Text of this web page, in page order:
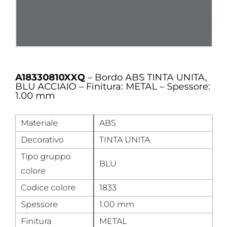
A18330810XXQ – Bordo ABS TINTA UNITA,
BLU ACCIAIO – Finitura: METAL – Spessore:
1.00 mm
Materiale
ABS
Decorativo
TINTA UNITA
Tipo gruppo
colore
BLU
Codice colore
1833
Spessore
1.00 mm
Finitura
METAL